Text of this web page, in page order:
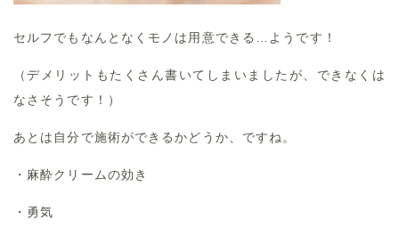
セルフでもなんとなくモノは用意できる…ようです！
（デメリットもたくさん書いてしまいましたが、できなくは
なさそうです！）
あとは自分で施術ができるかどうか、ですね。
・麻酔クリームの効き
・勇気